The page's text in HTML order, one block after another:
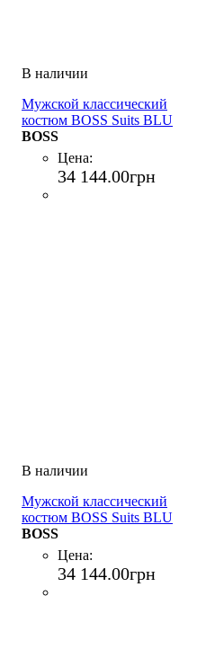
Мужской классический
костюм BOSS Suits BLU
BOSS
Цена:
34 144.00грн
Мужской классический
костюм BOSS Suits BLU
BOSS
Цена:
34 144.00грн